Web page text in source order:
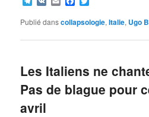
Publié danscollapsologie,Italie, Ugo
Les Italiens ne
Pas de blague pour
avril